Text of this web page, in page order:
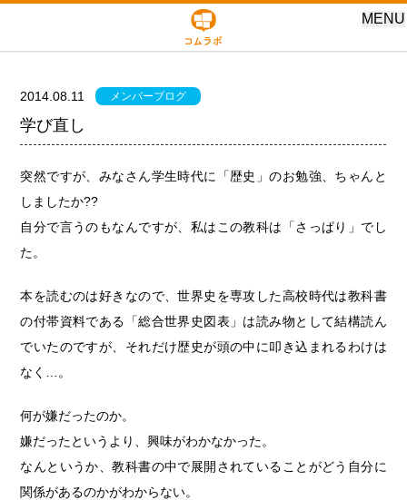
MENU
2014.08.11 メンバーブログ
学び直し
突然ですが、みなさん学生時代に「歴史」のお勉強、ちゃんと
しましたか??
自分で言うのもなんですが、私はこの教科は「さっぱり」でし
た。
本を読むのは好きなので、世界史を専攻した高校時代は教科書
の付帯資料である「総合世界史図表」は読み物として結構読ん
でいたのですが、それだけ歴史が頭の中に叩き込まれるわけは
なく…。
何が嫌だったのか。
嫌だったというより、興味がわかなかった。
なんというか、教科書の中で展開されていることがどう自分に
関係があるのかがわからない。